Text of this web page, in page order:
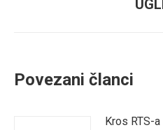
Povezani članci
Kros RTS-